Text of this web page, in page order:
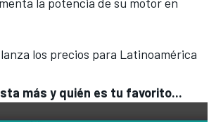
los precios para Latinoamérica
más y quién es tu favorito...